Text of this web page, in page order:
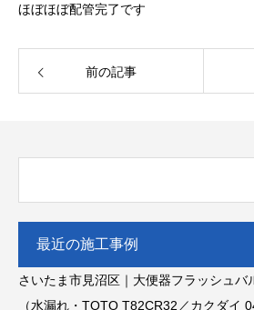
ほぼほぼ配管完了です
前の記事
最近の施工事例
さいたま市見沼区｜大便器フラッシュバ
（水漏れ・TOTO T82CR32／カクダイ